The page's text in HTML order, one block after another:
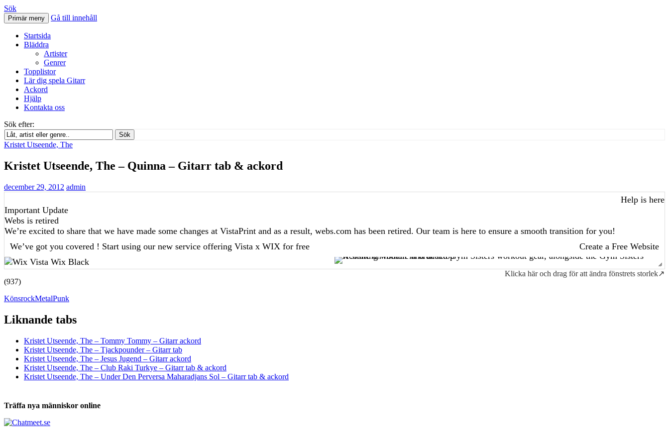
Svenskatabs.se
Sök
Primär meny Gå till innehåll
Startsida
Bläddra
Artister
Genrer
Topplistor
Lär dig spela Gitarr
Ackord
Hjälp
Kontakta oss
Sök efter:
Sök
Kristet Utseende, The
Kristet Utseende, The – Quinna – Gitarr tab & ackord
december 29, 2012 admin
Klicka här och drag för att ändra fönstrets storlek↗
(937)
KönsrockMetalPunk
Liknande tabs
Kristet Utseende, The – Tommy Tommy – Gitarr ackord
Kristet Utseende, The – Tjackpounder – Gitarr tab
Kristet Utseende, The – Jesus Jugend – Gitarr ackord
Kristet Utseende, The – Club Raki Turkye – Gitarr tab & ackord
Kristet Utseende, The – Under Den Perversa Maharadjans Sol – Gitarr tab & ackord
Träffa nya människor online